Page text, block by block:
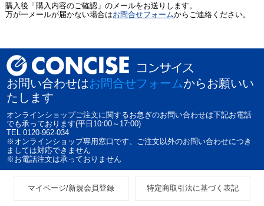
購入後「購入内容のご確認」のメールをお送りします。
万が一メールが届かない場合はお問合せフォームからご連絡ください。
お問い合わせはお問合せフォームからお願いい
たします
オンラインショップご注文に関するお急ぎのお問い合わせは下記お電話
でも承っております(平日10:00～17:00)
TEL 0120-962-034
※オンラインショップ専用窓口です、ご注文以外のお問い合わせにつき
ましては対応できません
※お電話注文は承っておりません
マイページ/新規会員登録 特定商取引法に基づく表記